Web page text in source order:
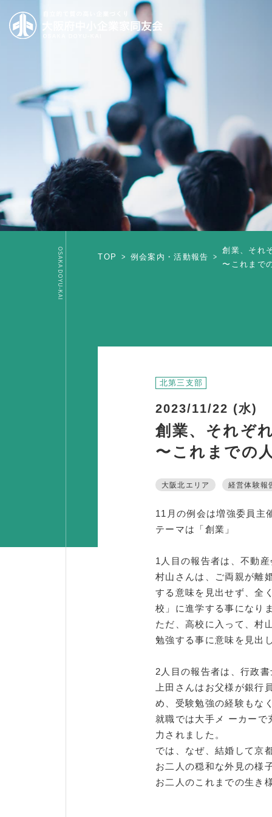
TOP 例会案内・活動報告
創業、それ
〜これまで
OSAKA DOYU-KAI
北第三支部
2023/11/22 (水)
創業、それぞ
〜これまでの
大阪北エリア 経営体験報
11月の例会は増強委員主
テーマは「創業」
1人目の報告者は、不動
村山さんは、ご両親が離
する意味を見出せず、全
校」に進学する事になり
ただ、高校に入って、村
勉強する事に意味を見出
2人目の報告者は、行政
上田さんはお父様が銀行
め、受験勉強の経験もな
就職では大手メ ーカーで
力されました。
では、なぜ、結婚して京
お二人の穏和な外見の様
お二人のこれまでの生き